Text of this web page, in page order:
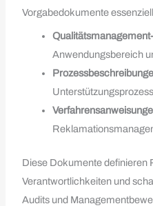
Vorgabedokumente
Anwendungsbereich
Diese Dokumente definieren
Verantwortlichkeiten und
Audits und